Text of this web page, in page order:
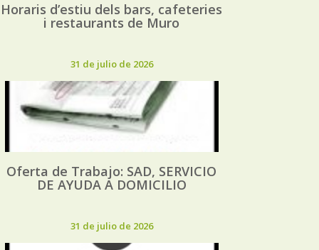
Horaris d’estiu dels bars, cafeteries
i restaurants de Muro
31 de julio de 2026
Oferta de Trabajo: SAD, SERVICIO
DE AYUDA A DOMICILIO
31 de julio de 2026